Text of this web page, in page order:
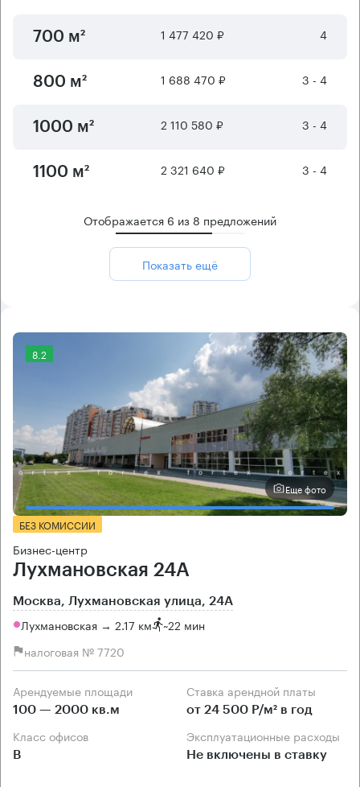
700 м² 1 477 420 ₽ 4
800 м² 1 688 470 ₽ 3 - 4
1000 м² 2 110 580 ₽ 3 - 4
1100 м² 2 321 640 ₽ 3 - 4
Отображается 6 из 8 предложений
Показать ещё
8.2
Еще фото
БЕЗ КОМИССИИ
Бизнес-центр
Лухмановская 24А
Москва, Лухмановская улица, 24А
Лухмановская → 2.17 км ~22 мин
налоговая № 7720
Арендуемые площади
100 — 2000 кв.м
Ставка арендной платы
от 24 500 Р/м² в год
Класс офисов
B
Эксплуатационные расходы
Не включены в ставку